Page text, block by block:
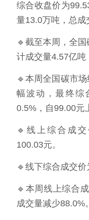
综合收盘价为
量13.0万吨，总成
🔹截至本周，全
计成交量4.57亿吨
🔹本周全国碳市
幅波动，最终综
0.5%，自99.00元
🔹线上综合成
100.03元。
🔹线下综合成交价
🔹本周线上综合
成交量减少88.0%。